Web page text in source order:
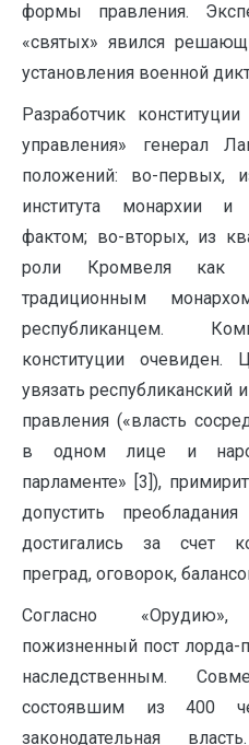
формы правления.
«святых» явился
установления военной
Разработчик
управления» генерал
положений: во-первых,
института монархии
фактом; во-вторых, из
роли Кромвеля как
традиционным
республиканцем.
конституции очевиден.
увязать республиканский
правления («власть
в одном лице и
парламенте» [3]),
допустить
достигались за счет
преград, оговорок,
Согласно
пожизненный пост лорда-
наследственным.
состоявшим из 400
законодательная